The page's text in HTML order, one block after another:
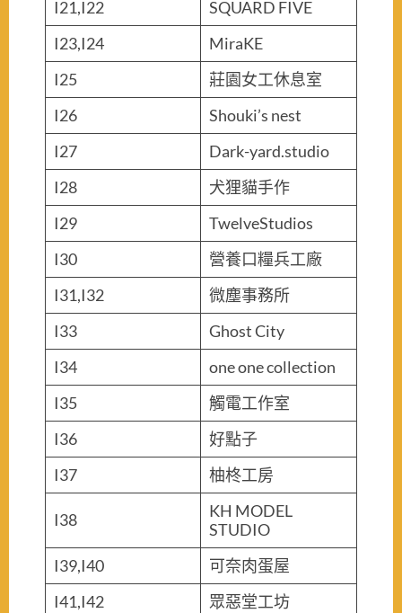
I21,I22
SQUARD FIVE
I23,I24
MiraKE
I25
莊園女工休息室
I26
Shouki’s nest
I27
Dark-yard.studio
I28
犬狸貓手作
I29
TwelveStudios
I30
營養口糧兵工廠
I31,I32
微塵事務所
I33
Ghost City
I34
one one collection
I35
觸電工作室
I36
好點子
I37
柚柊工房
I38
KH MODEL
STUDIO
I39,I40
可奈肉蛋屋
I41,I42
眾惡堂工坊